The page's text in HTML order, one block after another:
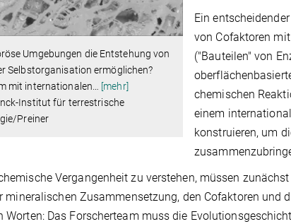
Umgebungen die Entstehung von
Selbstorganisation ermöglichen?
mit internationalen… [mehr]
Institut für terrestrische
Preiner
Ein
von Cofaktoren
("Bauteilen" von
chemischen
einem
konstruieren, um
Vergangenheit zu verstehen, müssen
mineralischen Zusammensetzung, den Cofaktoren und
Worten: Das Forscherteam muss die